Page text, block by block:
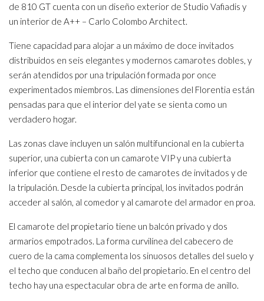
de 810 GT cuenta con un diseño exterior de Studio Vafiadis y
un interior de A++ – Carlo Colombo Architect.
Tiene capacidad para alojar a un máximo de doce invitados
distribuidos en seis elegantes y modernos camarotes dobles, y
serán atendidos por una tripulación formada por once
experimentados miembros. Las dimensiones del Florentia están
pensadas para que el interior del yate se sienta como un
verdadero hogar.
Las zonas clave incluyen un salón multifuncional en la cubierta
superior, una cubierta con un camarote VIP y una cubierta
inferior que contiene el resto de camarotes de invitados y de
la tripulación. Desde la cubierta principal, los invitados podrán
acceder al salón, al comedor y al camarote del armador en proa.
El camarote del propietario tiene un balcón privado y dos
armarios empotrados. La forma curvilínea del cabecero de
cuero de la cama complementa los sinuosos detalles del suelo y
el techo que conducen al baño del propietario. En el centro del
techo hay una espectacular obra de arte en forma de anillo.